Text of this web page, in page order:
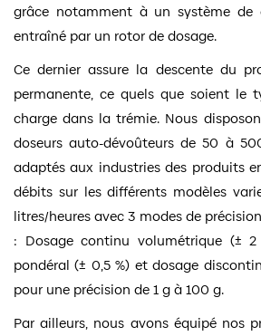
grâce notamment à un système de
entraîné par un rotor de dosage.
Ce dernier assure la descente du
permanente, ce quels que soient le
charge dans la trémie. Nous
doseurs auto-dévoûteurs de 50 à
adaptés aux industries des produits
débits sur les différents modèles
litres/heures avec 3 modes de
: Dosage continu volumétrique (± 2
pondéral (± 0,5 %) et dosage
pour une précision de 1 g à 100 g.
Par ailleurs, nous avons équipé nos